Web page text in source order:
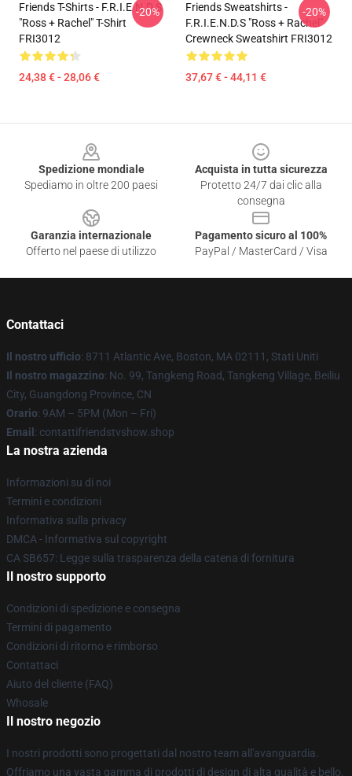
Friends T-Shirts - F.R.I.E.N.D.S
"Ross + Rachel" T-Shirt
FRI3012
24,38 € - 28,06 €
-20%
Friends Sweatshirts -
F.R.I.E.N.D.S "Ross + Rachel"
Crewneck Sweatshirt FRI3012
37,67 € - 44,11 €
-20%
Spedizione mondiale
Spediamo in oltre 200 paesi
Acquista in tutta sicurezza
Protetto 24/7 dai clic alla
consegna
Garanzia internazionale
Offerto nel paese di utilizzo
Pagamento sicuro al 100%
PayPal / MasterCard / Visa
Contattaci
Il nostro ufficio: 8711 Atlantic Ave, Boston, MA 02111, Stati Uniti
Il nostro magazzino: No. 99, Tangkeng Road, Tangkeng Village, Beiliu
City, Guangdong Province, CN
Orario: 9AM – 5PM (Mon – Fri)
Email : contattifriendstvshow.shop
La nostra azienda
Informazioni su di noi
Termini e condizioni
Informativa sulla privacy
DMCA - Informativa sul copyright
CA SB657: Legge sulla trasparenza della catena di fornitura
Il nostro supporto
Condizioni di spedizione e consegna
Termini di pagamento
Condizioni di ritorno e rimborso
Contattaci
Aiuto del cliente (FAQ)
Whosale
Il nostro negozio
I nostri prodotti sono progettati dal nostro team all'avanguardia.
Offriamo una vasta gamma di prodotti di design di alta qualità e bello.